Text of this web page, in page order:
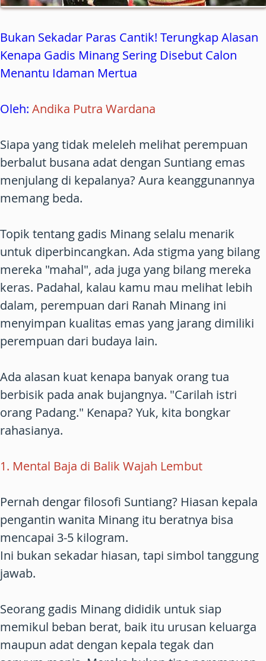
Bukan Sekadar Paras Cantik! Terungkap Alasan
Kenapa Gadis Minang Sering Disebut Calon
Menantu Idaman Mertua
Oleh: Andika Putra Wardana
Siapa yang tidak meleleh melihat perempuan
berbalut busana adat dengan Suntiang emas
menjulang di kepalanya? Aura keanggunannya
memang beda.
Topik tentang gadis Minang selalu menarik
untuk diperbincangkan. Ada stigma yang bilang
mereka "mahal", ada juga yang bilang mereka
keras. Padahal, kalau kamu mau melihat lebih
dalam, perempuan dari Ranah Minang ini
menyimpan kualitas emas yang jarang dimiliki
perempuan dari budaya lain.
Ada alasan kuat kenapa banyak orang tua
berbisik pada anak bujangnya. "Carilah istri
orang Padang." Kenapa? Yuk, kita bongkar
rahasianya.
1. Mental Baja di Balik Wajah Lembut
Pernah dengar filosofi Suntiang? Hiasan kepala
pengantin wanita Minang itu beratnya bisa
mencapai 3-5 kilogram.
Ini bukan sekadar hiasan, tapi simbol tanggung
jawab.
Seorang gadis Minang dididik untuk siap
memikul beban berat, baik itu urusan keluarga
maupun adat dengan kepala tegak dan